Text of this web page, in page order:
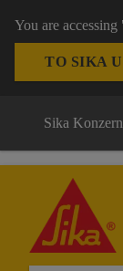
You are
TO SIKA
Sika Konzern